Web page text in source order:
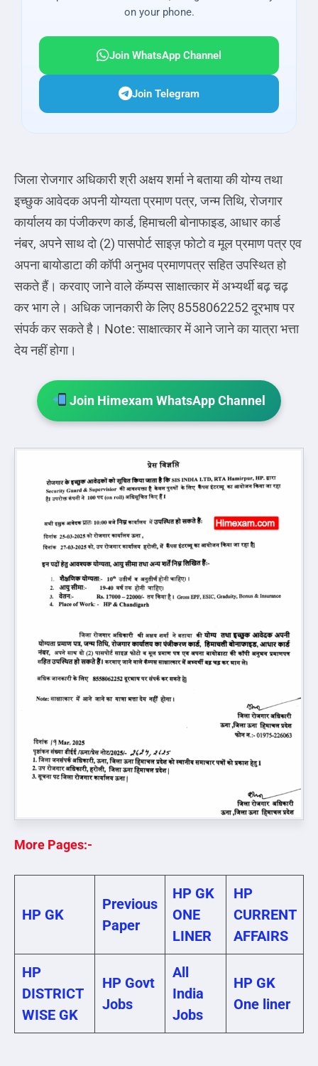
on your phone.
Join WhatsApp Channel
Join Telegram
जिला रोजगार अधिकारी श्री अक्षय शर्मा ने बताया की योग्य तथा
इच्छुक आवेदक अपनी योग्यता प्रमाण पत्र, जन्म तिथि, रोजगार
कार्यालय का पंजीकरण कार्ड, हिमाचली बोनाफाइड, आधार कार्ड
नंबर, अपने साथ दो (2) पासपोर्ट साइज़ फोटो व मूल प्रमाण पत्र एव
अपना बायोडाटा की कॉपी अनुभव प्रमाणपत्र सहित उपस्थित हो
सकते हैं। करवाए जाने वाले कॅम्पस साक्षात्कार में अभ्यर्थी बढ़ चढ़
कर भाग ले। अधिक जानकारी के लिए 8558062252 दूरभाष पर
संपर्क कर सकते है। Note: साक्षात्कार में आने जाने का यात्रा भत्ता
देय नहीं होगा।
Join Himexam WhatsApp Channel
More Pages:-
HP GK
Previous
Paper
HP GK
ONE
LINER
HP
CURRENT
AFFAIRS
HP
DISTRICT
WISE GK
HP Govt
Jobs
All
India
Jobs
HP GK
One liner